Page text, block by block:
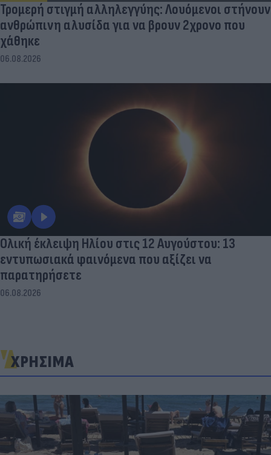
Τρομερή στιγμή αλληλεγγύης: Λουόμενοι στήνουν
ανθρώπινη αλυσίδα για να βρουν 2χρονο που
χάθηκε
06.08.2026
Ολική έκλειψη Ηλίου στις 12 Αυγούστου: 13
εντυπωσιακά φαινόμενα που αξίζει να
παρατηρήσετε
06.08.2026
ΧΡΗΣΙΜΑ